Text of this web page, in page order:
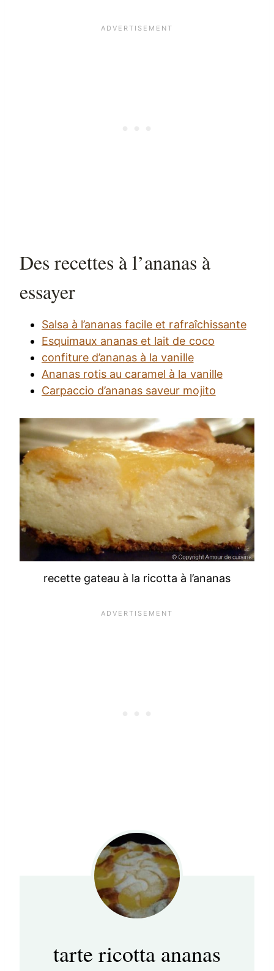
Des recettes à l’ananas à
essayer
Salsa à l’ananas facile et rafraîchissante
Esquimaux ananas et lait de coco
confiture d’ananas à la vanille
Ananas rotis au caramel à la vanille
Carpaccio d’ananas saveur mojito
recette gateau à la ricotta à l’ananas
tarte ricotta ananas